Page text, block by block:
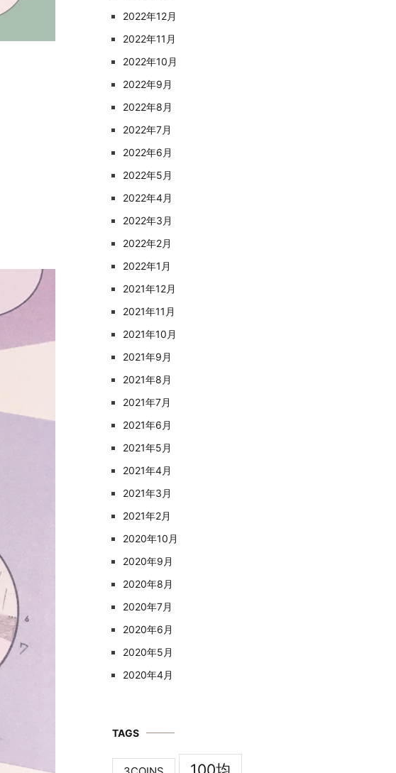
2022年12月
2022年11月
2022年10月
2022年9月
2022年8月
2022年7月
2022年6月
2022年5月
2022年4月
2022年3月
2022年2月
2022年1月
2021年12月
2021年11月
2021年10月
2021年9月
2021年8月
2021年7月
2021年6月
2021年5月
2021年4月
2021年3月
2021年2月
2020年10月
2020年9月
2020年8月
2020年7月
2020年6月
2020年5月
2020年4月
TAGS